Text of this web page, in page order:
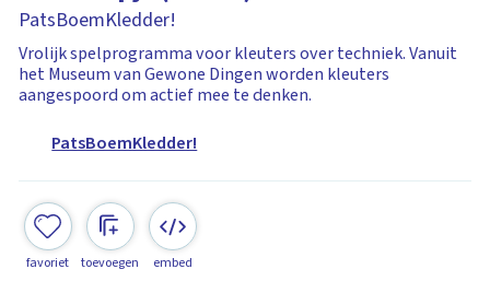
PatsBoemKledder!
Vrolijk spelprogramma voor kleuters over techniek. Vanuit
het Museum van Gewone Dingen worden kleuters
aangespoord om actief mee te denken.
PatsBoemKledder!
favoriet toevoegen embed